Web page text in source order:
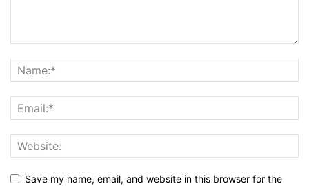
Save my name, email, and website in this browser for the